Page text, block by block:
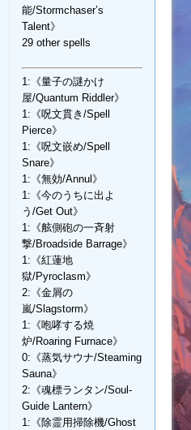
能/Stormchaser’s
Talent》
29 other spells
1:《量子の謎かけ
屋/Quantum Riddler》
1:《呪文貫き/Spell
Pierce》
1:《呪文嵌め/Spell
Snare》
1:《無効/Annul》
1:《今のうちに出よ
う/Get Out》
1:《舷側砲の一斉射
撃/Broadside Barrage》
1:《紅蓮地
獄/Pyroclasm》
2:《金屑の
嵐/Slagstorm》
1:《咆哮する焼
炉/Roaring Furnace》
0:《蒸気サウナ/Steaming
Sauna》
2:《魂標ランタン/Soul-
Guide Lantern》
1:《除霊用掃除機/Ghost